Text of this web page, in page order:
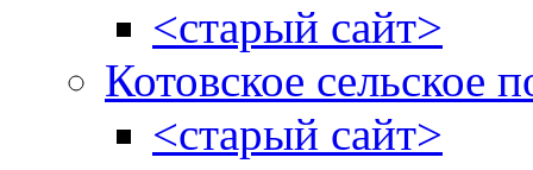
<старый сайт>
Котовское сельское
<старый сайт>